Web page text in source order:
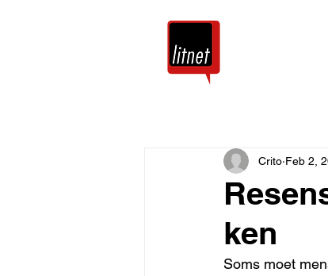
ken
Crito Feb 2,
Soms moet